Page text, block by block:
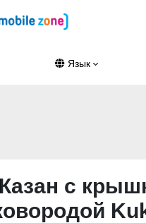
Язык
Казан с